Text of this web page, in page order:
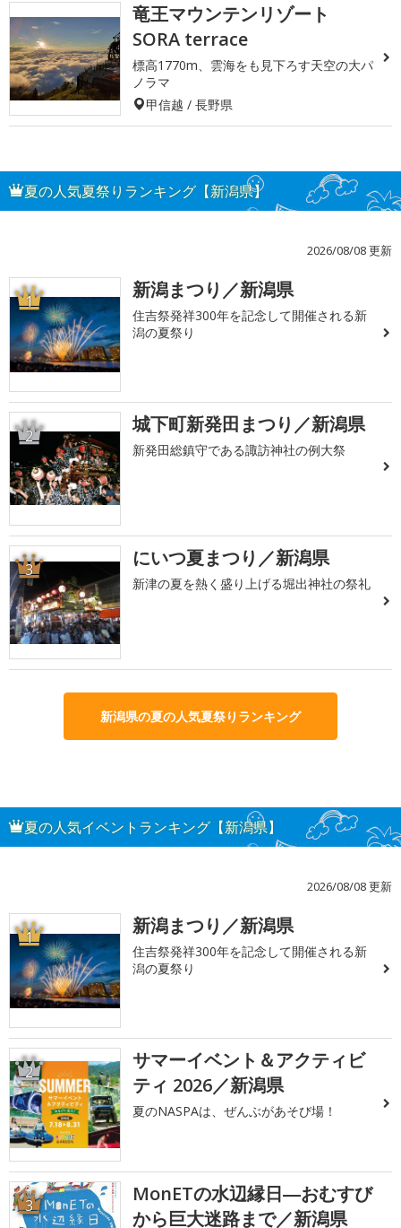
竜王マウンテンリゾート
SORA terrace
標高1770m、雲海をも見下ろす天空の大パ
ノラマ
甲信越 / 長野県
夏の人気夏祭りランキング【新潟県】
2026/08/08 更新
1 新潟まつり／新潟県
住吉祭発祥300年を記念して開催される新
潟の夏祭り
2 城下町新発田まつり／新潟県
新発田総鎮守である諏訪神社の例大祭
3 にいつ夏まつり／新潟県
新津の夏を熱く盛り上げる堀出神社の祭礼
新潟県の夏の人気夏祭りランキング
夏の人気イベントランキング【新潟県】
2026/08/08 更新
1 新潟まつり／新潟県
住吉祭発祥300年を記念して開催される新
潟の夏祭り
2
サマーイベント＆アクティビ
ティ 2026／新潟県
夏のNASPAは、ぜんぶがあそび場！
3
MonETの水辺縁日―おむすび
から巨大迷路まで／新潟県